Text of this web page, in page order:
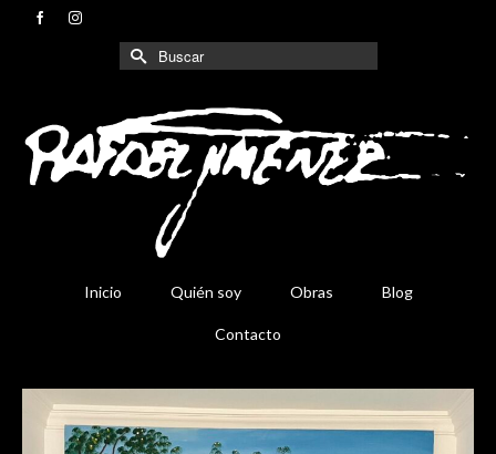
Buscar
por:
Inicio Quién soy Obras Blog
Contacto